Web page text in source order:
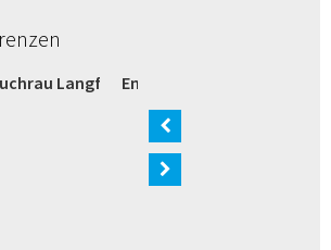
Langformat weiß (Verl)
Emsländer Langformat